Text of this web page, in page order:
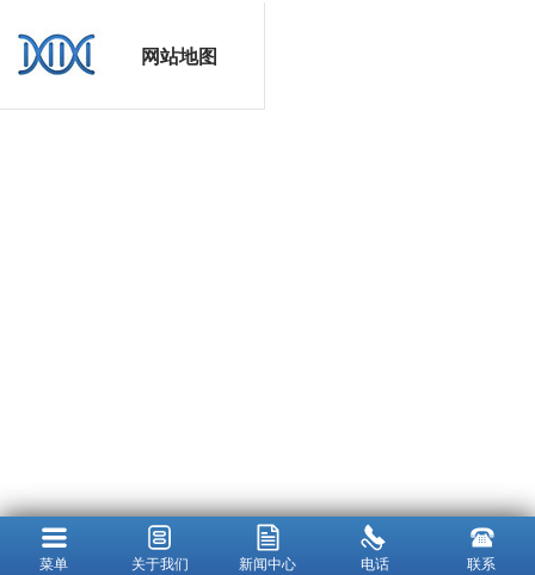
网站地图
菜单 关于我们 新闻中心 电话 联系